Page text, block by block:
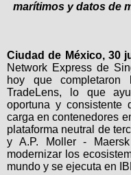
marítimos y datos de
Ciudad de México, 30
Network Express de
hoy que
TradeLens, lo que
oportuna y
carga en contenedores
plataforma neutral de
y A.P. Moller -
modernizar los
mundo y se ejecuta en